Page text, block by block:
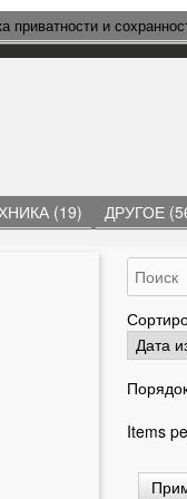
приватности и
(19) ДРУГОЕ
Items